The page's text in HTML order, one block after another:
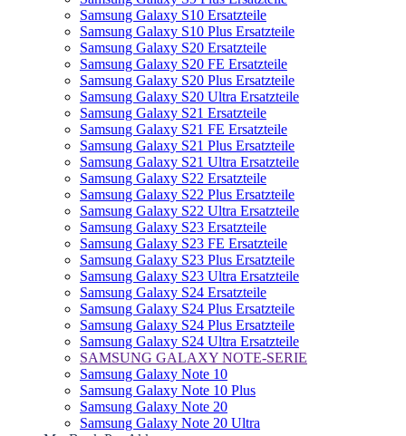
Samsung Galaxy S10 Ersatzteile
Samsung Galaxy S10 Plus Ersatzteile
Samsung Galaxy S20 Ersatzteile
Samsung Galaxy S20 FE Ersatzteile
Samsung Galaxy S20 Plus Ersatzteile
Samsung Galaxy S20 Ultra Ersatzteile
Samsung Galaxy S21 Ersatzteile
Samsung Galaxy S21 FE Ersatzteile
Samsung Galaxy S21 Plus Ersatzteile
Samsung Galaxy S21 Ultra Ersatzteile
Samsung Galaxy S22 Ersatzteile
Samsung Galaxy S22 Plus Ersatzteile
Samsung Galaxy S22 Ultra Ersatzteile
Samsung Galaxy S23 Ersatzteile
Samsung Galaxy S23 FE Ersatzteile
Samsung Galaxy S23 Plus Ersatzteile
Samsung Galaxy S23 Ultra Ersatzteile
Samsung Galaxy S24 Ersatzteile
Samsung Galaxy S24 Plus Ersatzteile
Samsung Galaxy S24 Plus Ersatzteile
Samsung Galaxy S24 Ultra Ersatzteile
SAMSUNG GALAXY NOTE-SERIE
Samsung Galaxy Note 10
Samsung Galaxy Note 10 Plus
Samsung Galaxy Note 20
Samsung Galaxy Note 20 Ultra